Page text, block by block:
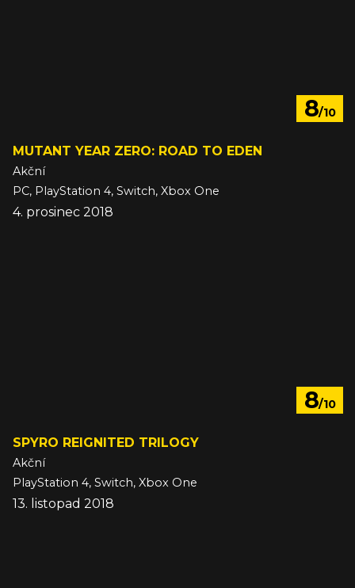
8/10
MUTANT YEAR ZERO: ROAD TO EDEN
Akční
PC, PlayStation 4, Switch, Xbox One
4. prosinec 2018
8/10
SPYRO REIGNITED TRILOGY
Akční
PlayStation 4, Switch, Xbox One
13. listopad 2018